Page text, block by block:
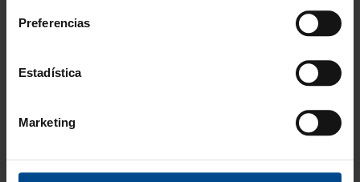
Preferencias
Estadística
Marketing